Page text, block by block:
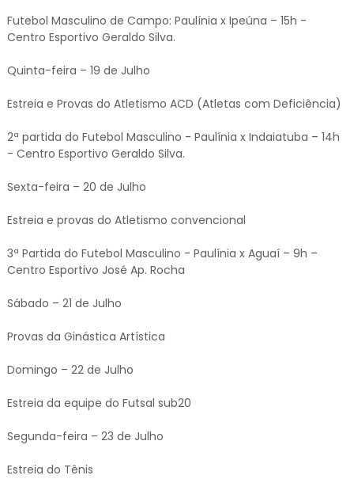
Futebol Masculino de Campo: Paulínia x Ipeúna – 15h -
Centro Esportivo Geraldo Silva.
Quinta-feira – 19 de Julho
Estreia e Provas do Atletismo ACD (Atletas com Deficiência)
2ª partida do Futebol Masculino - Paulínia x Indaiatuba – 14h
- Centro Esportivo Geraldo Silva.
Sexta-feira – 20 de Julho
Estreia e provas do Atletismo convencional
3ª Partida do Futebol Masculino - Paulínia x Aguaí – 9h –
Centro Esportivo José Ap. Rocha
Sábado – 21 de Julho
Provas da Ginástica Artística
Domingo – 22 de Julho
Estreia da equipe do Futsal sub20
Segunda-feira – 23 de Julho
Estreia do Tênis